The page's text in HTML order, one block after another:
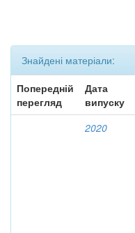
Знайдені матеріали:
Попередній
перегляд
Дата
випуску
2020